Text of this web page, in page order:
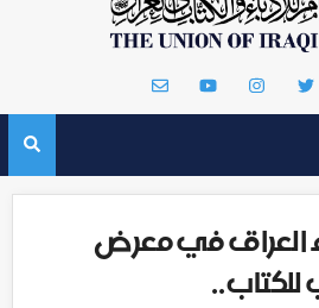
العراق في معرض
للكتاب..